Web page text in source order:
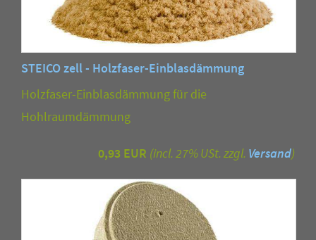
STEICO zell - Holzfaser-Einblasdämmung
Holzfaser-Einblasdämmung für die
Hohlraumdämmung
0,93 EUR (incl. 27% USt. zzgl. Versand)